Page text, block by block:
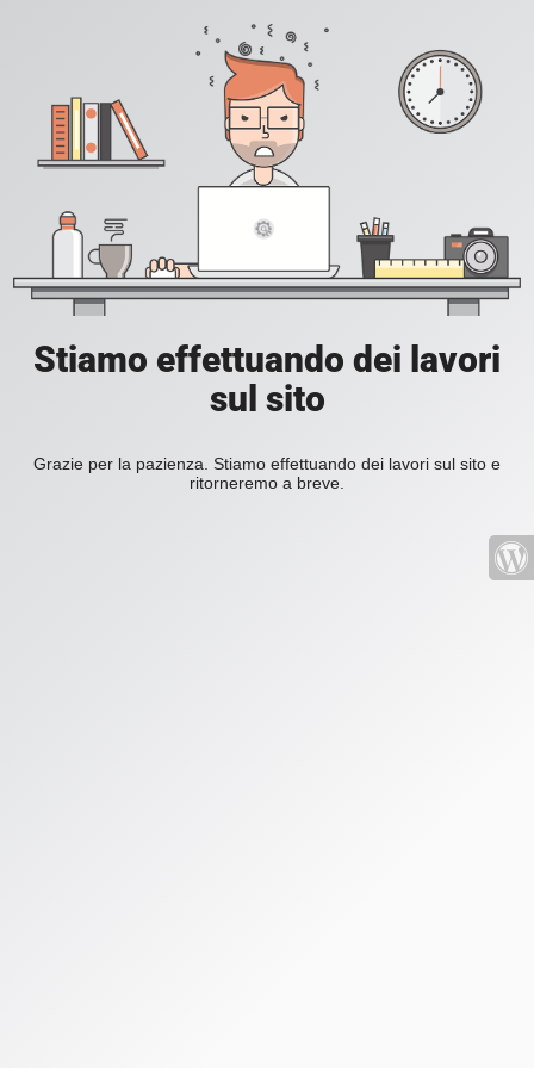
Stiamo effettuando dei lavori
sul sito
Grazie per la pazienza. Stiamo effettuando dei lavori sul sito e
ritorneremo a breve.